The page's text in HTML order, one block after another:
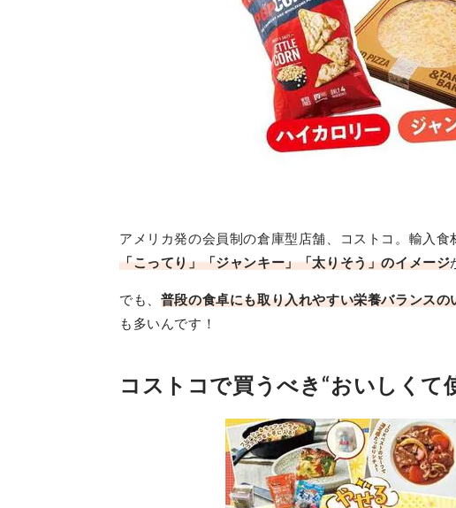
アメリカ発の会員制の倉庫型店舗、コストコ。輸入食
「こってり」「ジャンキー」「太りそう」のイメージ
でも、 普段の食卓にも取り入れやすい栄養バランスの
も多いんです！
コストコで買うべき“おいしくて